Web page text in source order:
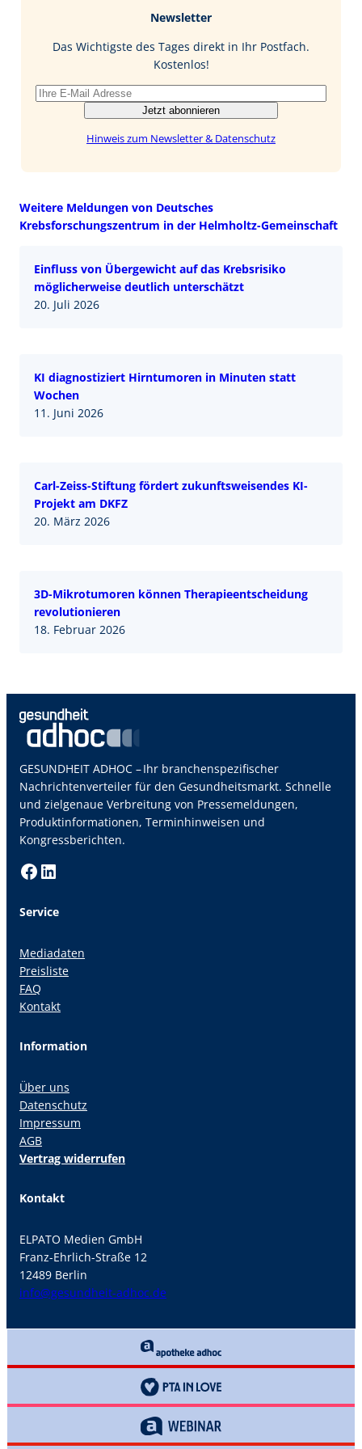
I
Newsletter
Das Wichtigste des Tages direkt in Ihr Postfach.
Kostenlos!
Jetzt abonnieren
Hinweis zum Newsletter & Datenschutz
Weitere Meldungen von Deutsches
Krebsforschungszentrum in der Helmholtz-Gemeinschaft
Einfluss von Übergewicht auf das Krebsrisiko
möglicherweise deutlich unterschätzt
20. Juli 2026
KI diagnostiziert Hirntumoren in Minuten statt
Wochen
11. Juni 2026
Carl-Zeiss-Stiftung fördert zukunftsweisendes KI-
Projekt am DKFZ
20. März 2026
3D-Mikrotumoren können Therapieentscheidung
revolutionieren
18. Februar 2026
GESUNDHEIT ADHOC – Ihr branchenspezifischer
Nachrichtenverteiler für den Gesundheitsmarkt. Schnelle
und zielgenaue Verbreitung von Pressemeldungen,
Produktinformationen, Terminhinweisen und
Kongressberichten.
Facebook LinkedIn
Service
Mediadaten
Preisliste
FAQ
Kontakt
Information
Über uns
Datenschutz
Impressum
AGB
Vertrag widerrufen
Kontakt
ELPATO Medien GmbH
Franz-Ehrlich-Straße 12
12489 Berlin
info@gesundheit-adhoc.de